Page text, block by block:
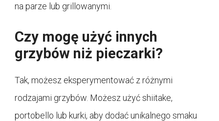
na parze lub grillowanymi.
Czy mogę użyć innych
grzybów niż pieczarki?
Tak, możesz eksperymentować z różnymi
rodzajami grzybów. Możesz użyć shiitake,
portobello lub kurki, aby dodać unikalnego smaku